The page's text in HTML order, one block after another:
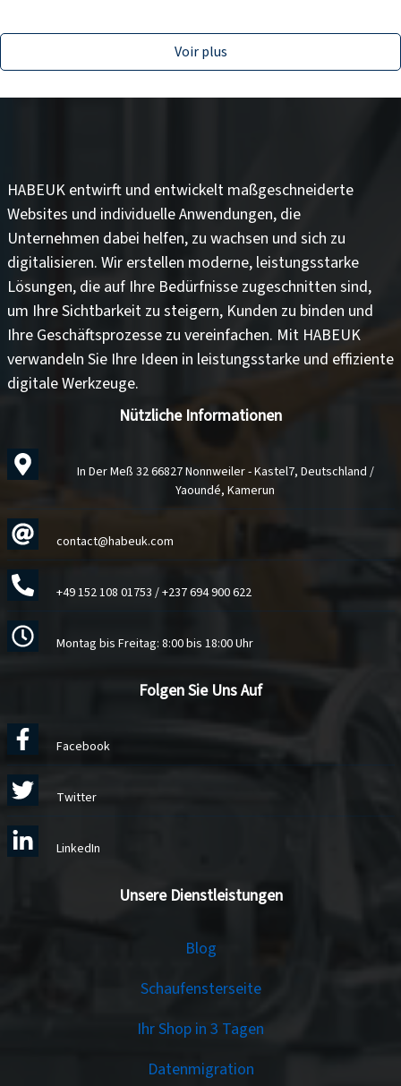
Voir plus
HABEUK entwirft und entwickelt maßgeschneiderte
Websites und individuelle Anwendungen, die
Unternehmen dabei helfen, zu wachsen und sich zu
digitalisieren. Wir erstellen moderne, leistungsstarke
Lösungen, die auf Ihre Bedürfnisse zugeschnitten sind,
um Ihre Sichtbarkeit zu steigern, Kunden zu binden und
Ihre Geschäftsprozesse zu vereinfachen. Mit HABEUK
verwandeln Sie Ihre Ideen in leistungsstarke und effiziente
digitale Werkzeuge.
Nützliche Informationen
In Der Meß 32 66827 Nonnweiler - Kastel7, Deutschland /
Yaoundé, Kamerun
contact@habeuk.com
+49 152 108 01753 /+237 694 900 622
Montag bis Freitag: 8:00 bis 18:00 Uhr
Folgen Sie Uns Auf
Facebook
Twitter
LinkedIn
Unsere Dienstleistungen
Blog
Schaufensterseite
Ihr Shop in 3 Tagen
Datenmigration